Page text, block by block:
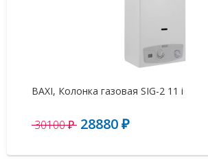
BAXI, Колонка газовая SIG-2 11 i
30100 ₽ 28880 ₽